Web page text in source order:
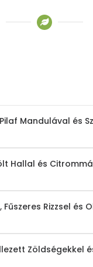
Mandulával és
Hallal és
Fűszeres Rizzsel és
Zöldségekkel